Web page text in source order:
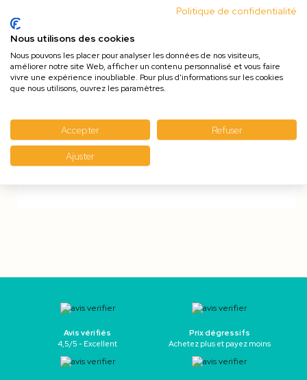
Facile à mettre
Facile à mettre, permet au service de sécurité de
aucune fraudes . Pour l'enlever il faut le couper donc
aucune possibilité de faire un échange.
Le Moing
Avis vérifiés
4,5/5 - Excellent
Prix dégressifs
Achetez plus et payez moins
Politique de confidentialité
Nous utilisons des cookies
Nous pouvons les placer pour analyser les données de nos visiteurs,
améliorer notre site Web, afficher un contenu personnalisé et vous faire
vivre une expérience inoubliable. Pour plus d'informations sur les cookies
que nous utilisons, ouvrez les paramètres.
Accepter Refuser
Ajuster